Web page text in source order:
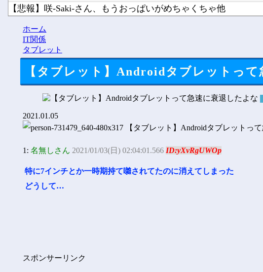
【悲報】咲-Saki-さん、もうおっぱいがめちゃくちゃ他
【にじさんじ】熱斗くんのガキらしからぬ精神性とかっこよさ
ホーム
IT関係
タブレット
【タブレット】Androidタブレットっ
2021.01.05
1: 名無しさん 2021/01/03(日) 02:04:01.566 ID:yXvRgUWOp
特に7インチとか一時期持て囃されてたのに消えてしまった
どうして…
スポンサーリンク